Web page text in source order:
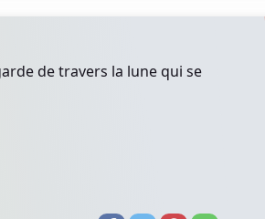
de travers la lune qui se